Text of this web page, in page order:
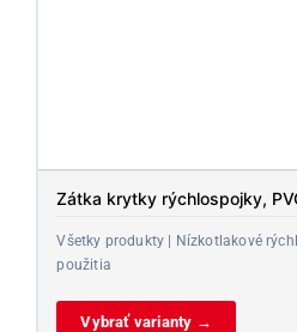
Zátka krytky rýchlospojky,
Všetky produkty | Nízkotlakové
použitia
Vybrať varianty →